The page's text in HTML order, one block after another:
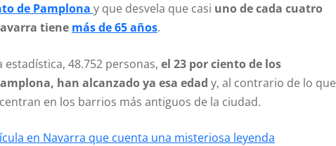
de Pamplona y que desvela que casi uno de cada cuatro
tiene más de 65 años.
48.752 personas, el 23 por ciento de los
han alcanzado ya esa edad y, al contrario de lo que
en los barrios más antiguos de la ciudad.
en Navarra que cuenta una misteriosa leyenda